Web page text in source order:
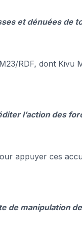
et dénuées de
RDF, dont Kivu
l’action des
appuyer ces
de manipulation